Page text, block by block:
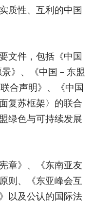
质性、互利的中国
文件，包括《中国
》、《中国－东盟
合声明》、《中国
复苏框架〉的联合
绿色与可持续发展
章》、《东南亚友
则、《东亚峰会互
以及公认的国际法